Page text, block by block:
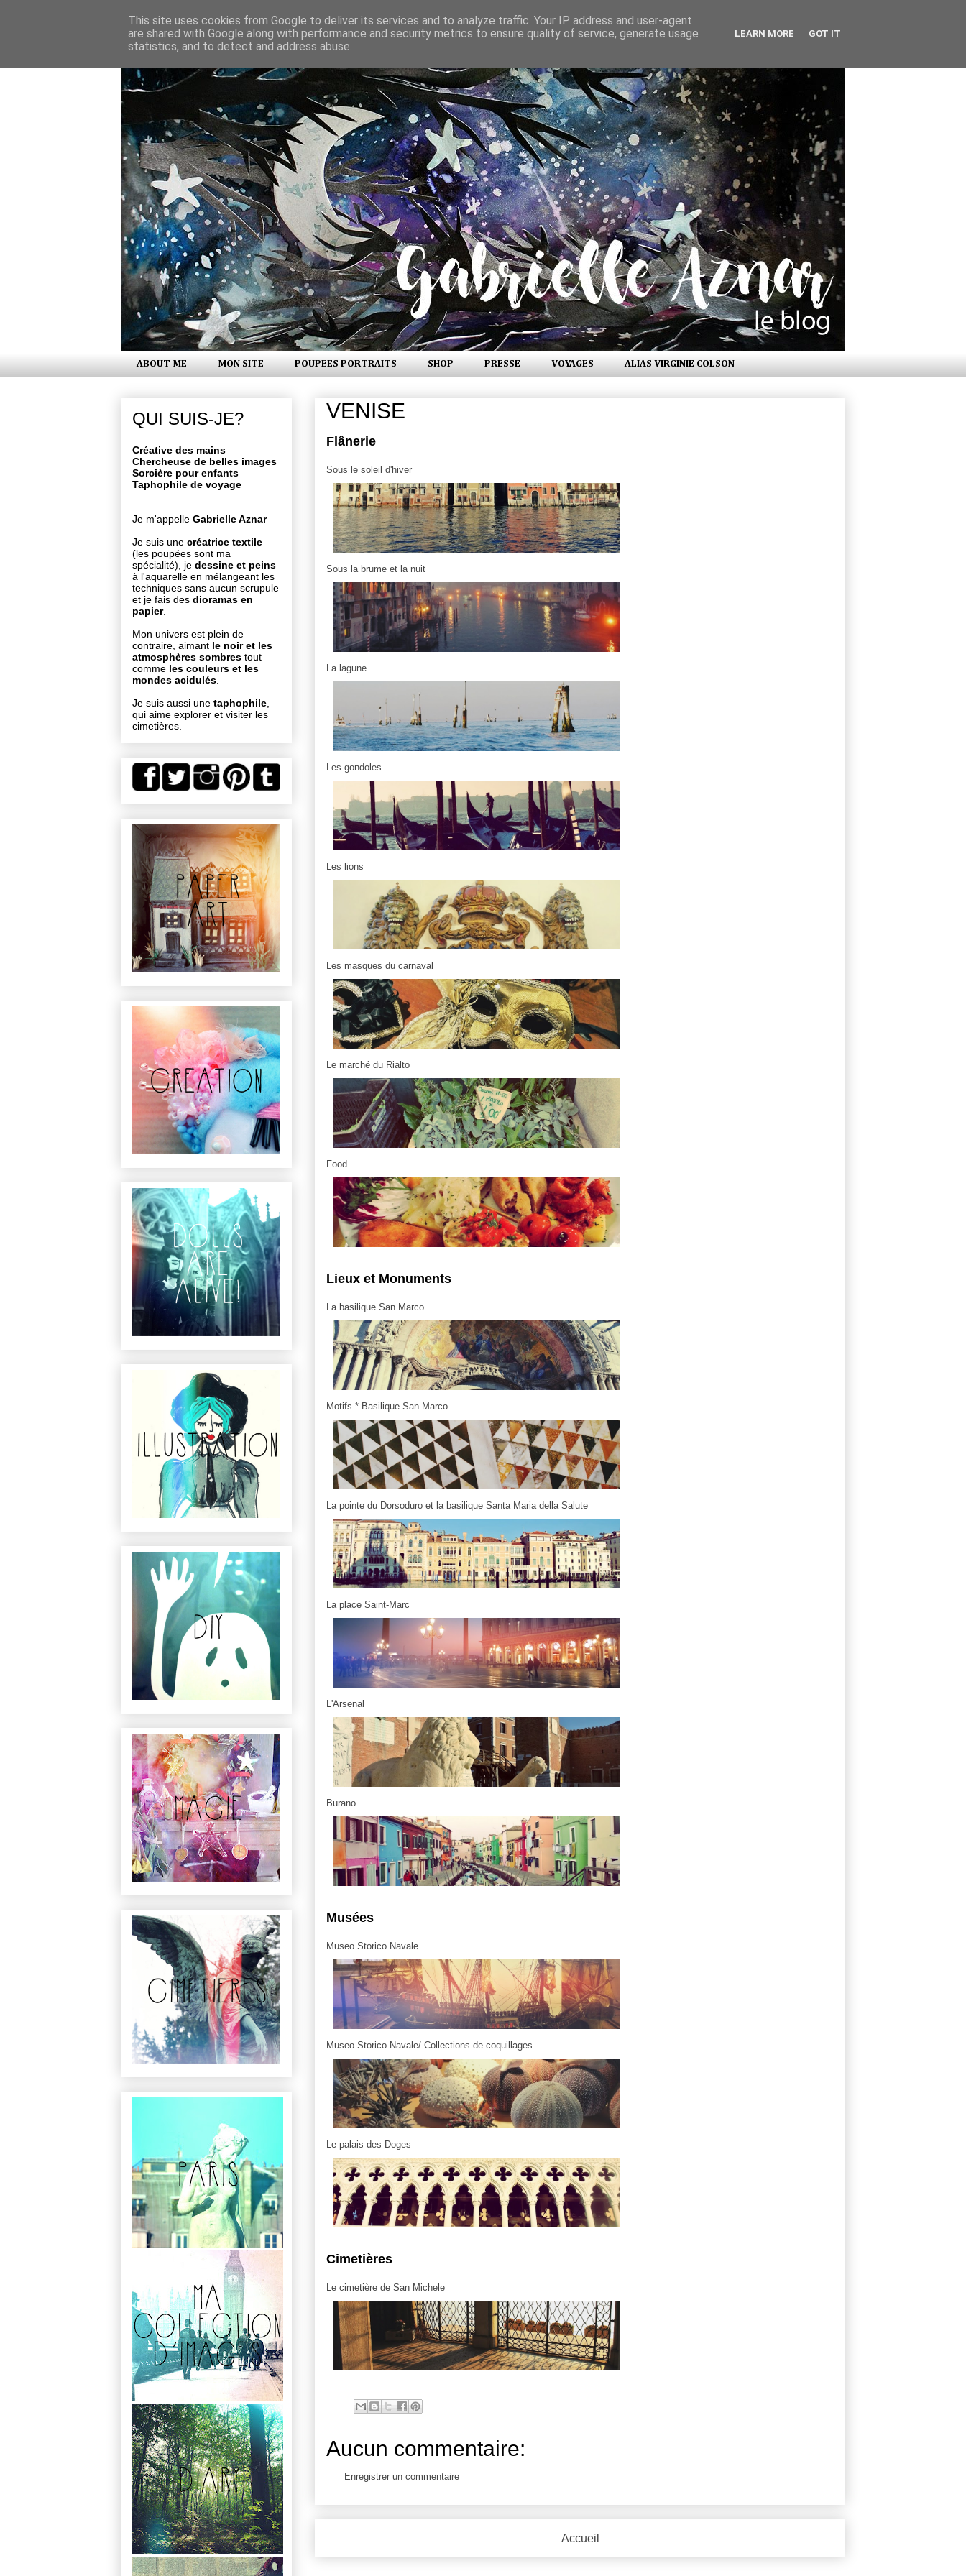
ABOUT ME MON SITE POUPEES PORTRAITS SHOP PRESSE VOYAGES ALIAS VIRGINIE COLSON
VENISE
Flânerie
Sous le soleil d'hiver
Sous la brume et la nuit
La lagune
Les gondoles
Les lions
Les masques du carnaval
Le marché du Rialto
Food
Lieux et Monuments
La basilique San Marco
Motifs * Basilique San Marco
La pointe du Dorsoduro et la basilique Santa Maria della Salute
La place Saint-Marc
L'Arsenal
Burano
Musées
Museo Storico Navale
Museo Storico Navale/ Collections de coquillages
Le palais des Doges
Cimetières
Le cimetière de San Michele
Aucun commentaire:
Enregistrer un commentaire
Accueil
QUI SUIS-JE?
Créative des mains
Chercheuse de belles images
Sorcière pour enfants
Taphophile de voyage
Je m'appelle Gabrielle Aznar
Je suis une créatrice textile
(les poupées sont ma
spécialité), je dessine et peins
à l'aquarelle en mélangeant les
techniques sans aucun scrupule
et je fais des dioramas en
papier.
Mon univers est plein de
contraire, aimant le noir et les
atmosphères sombres tout
comme les couleurs et les
mondes acidulés
Je suis aussi une taphophile
qui aime explorer et visiter les
cimetières.
This site uses cookies from Google to deliver its services and to analyze traffic. Your IP address and user-agent
are shared with Google along with performance and security metrics to ensure quality of service, generate usage
statistics, and to detect and address abuse.
LEARN MORE GOT IT